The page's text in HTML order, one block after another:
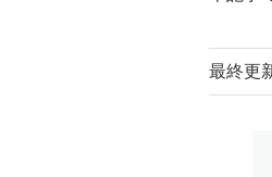
最終更